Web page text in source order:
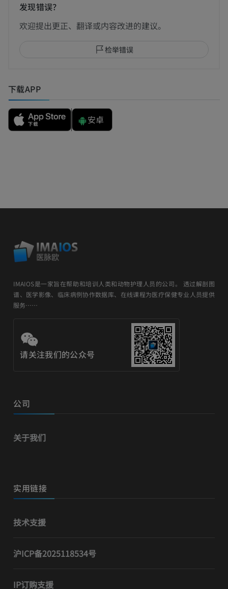
发现错误？
欢迎提出更正、翻译或内容改进的建议。
检举错误
下载APP
安卓
IMAIOS是一家旨在帮助和培训人类和动物护理人员的公司。 透过解剖图
谱、医学影像、临床病例协作数据库、在线课程为医疗保健专业人员提供
服务……
请关注我们的公众号
公司
关于我们
实用链接
技术支援
沪ICP备2025118534号
IP订购支援